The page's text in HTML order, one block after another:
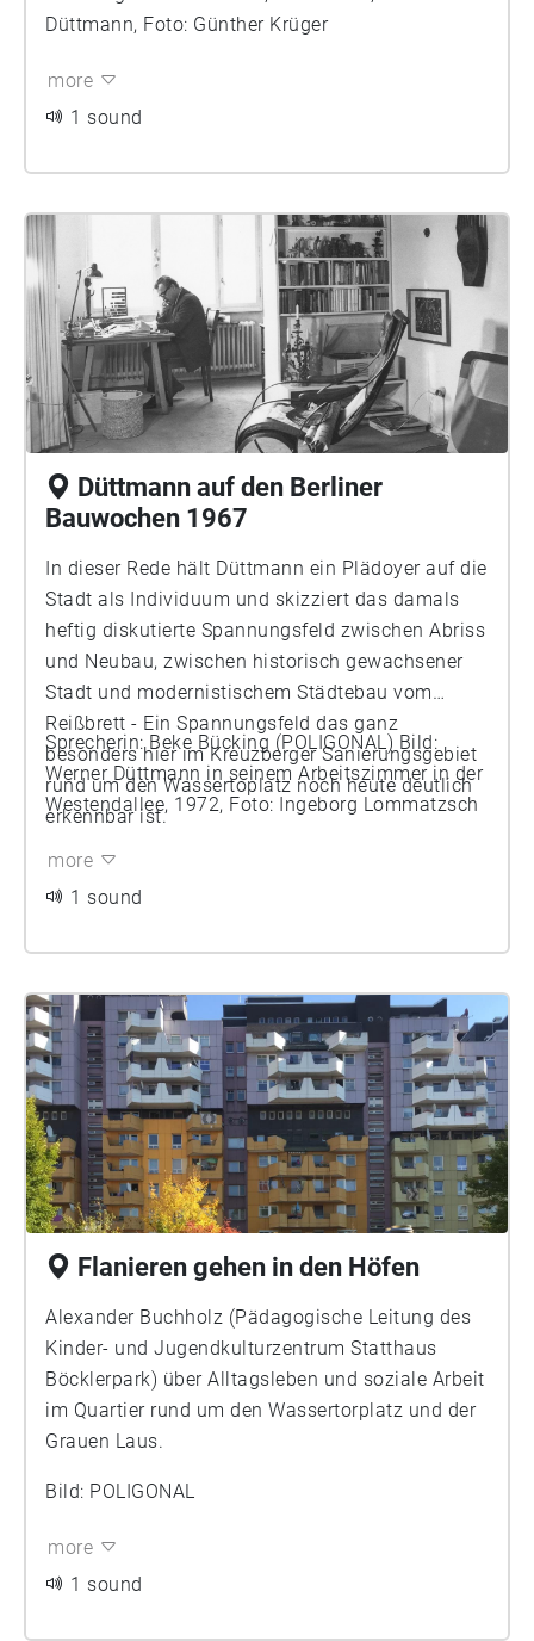
Düttmann, Foto: Günther Krüger
more
1 sound
Düttmann auf den Berliner
Bauwochen 1967
In dieser Rede hält Düttmann ein Plädoyer auf die
Stadt als Individuum und skizziert das damals
heftig diskutierte Spannungsfeld zwischen Abriss
und Neubau, zwischen historisch gewachsener
Stadt und modernistischem Städtebau vom
Reißbrett - Ein Spannungsfeld das ganz
besonders hier im Kreuzberger Sanierungsgebiet
rund um den Wassertoplatz noch heute deutlich
erkennbar ist.
Sprecherin: Beke Bücking (POLIGONAL) Bild:
Werner Düttmann in seinem Arbeitszimmer in der
Westendallee, 1972, Foto: Ingeborg Lommatzsch
more
1 sound
Flanieren gehen in den Höfen
Alexander Buchholz (Pädagogische Leitung des
Kinder- und Jugendkulturzentrum Statthaus
Böcklerpark) über Alltagsleben und soziale Arbeit
im Quartier rund um den Wassertorplatz und der
Grauen Laus.
Bild: POLIGONAL
more
1 sound